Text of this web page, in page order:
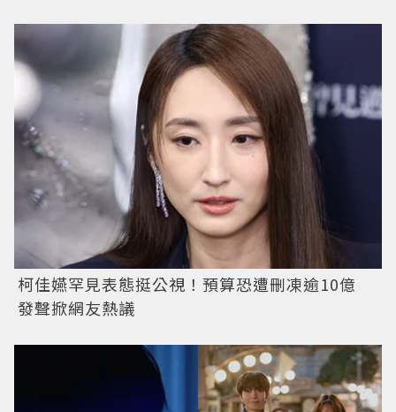
柯佳嬿罕見表態挺公視！預算恐遭刪凍逾10億
發聲掀網友熱議